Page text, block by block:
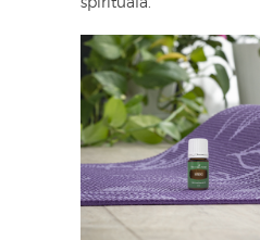
spirituală.